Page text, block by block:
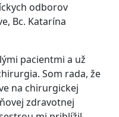
odborov
Bc. Katarína
pacientmi a už
Som rada, že
na chirurgickej
zdravotnej